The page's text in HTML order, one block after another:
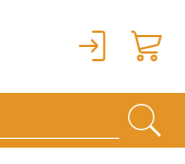
Вход